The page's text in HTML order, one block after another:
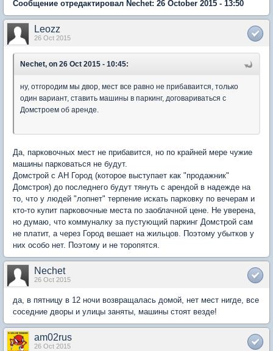
Сообщение отредактировал Nechet: 26 October 2015 - 13:50
Leozz
26 Oct 2015
Nechet, on 26 Oct 2015 - 10:45:
ну, отгородим мы двор, мест все равно не прибаваится, только
один вариант, ставить машины в паркинг, договариваться с
Домстроем об аренде.
Да, парковочных мест не прибавится, но по крайней мере чужие
машины парковаться не будут.
Домстрой с АН Город (которое выступает как "продажник"
Домстроя) до последнего будут тянуть с арендой в надежде на
то, что у людей "лопнет" терпение искать парковку по вечерам и
кто-то купит парковочные места по заоблачной цене. Не уверена,
но думаю, что коммуналку за пустующий паркинг Домстрой сам
не платит, а через Город вешает на жильцов. Поэтому убытков у
них особо нет. Поэтому и не торопятся.
Nechet
26 Oct 2015
да, в пятницу в 12 ночи возвращалась домой, нет мест нигде, все
соседние дворы и улицы заняты, машины стоят везде!
am02rus
26 Oct 2015